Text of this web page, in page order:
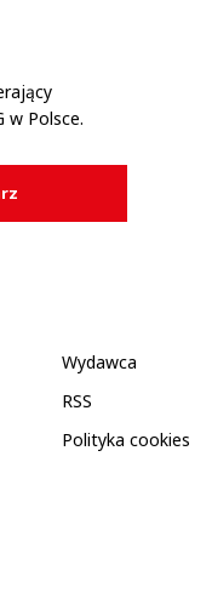
w Polsce.
Wydawca
RSS
Polityka cookies